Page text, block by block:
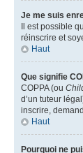
Je me suis
Il est possible
réinscrire et
Haut
Que signifie
COPPA (ou
d’un tuteur
inscrire,
Haut
Pourquoi ne